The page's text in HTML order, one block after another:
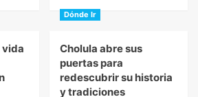
vida
Dónde Ir
Cholula abre sus
puertas para
redescubrir su historia
y tradiciones